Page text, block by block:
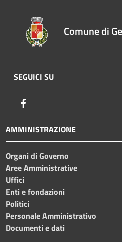
Comune di
SEGUICI SU
AMMINISTRAZIONE
Organi di Governo
Aree Amministrative
Uffici
Enti e fondazioni
Politici
Personale Amministrativo
Documenti e dati